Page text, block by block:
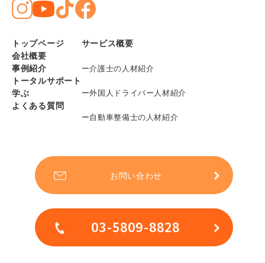
トップページ
会社概要
事例紹介
トータルサポート
学ぶ
よくある質問
サービス概要
ー介護士の人材紹介
ー外国人ドライバー人材紹介
ー自動車整備士の人材紹介
お問い合わせ
03-5809-8828